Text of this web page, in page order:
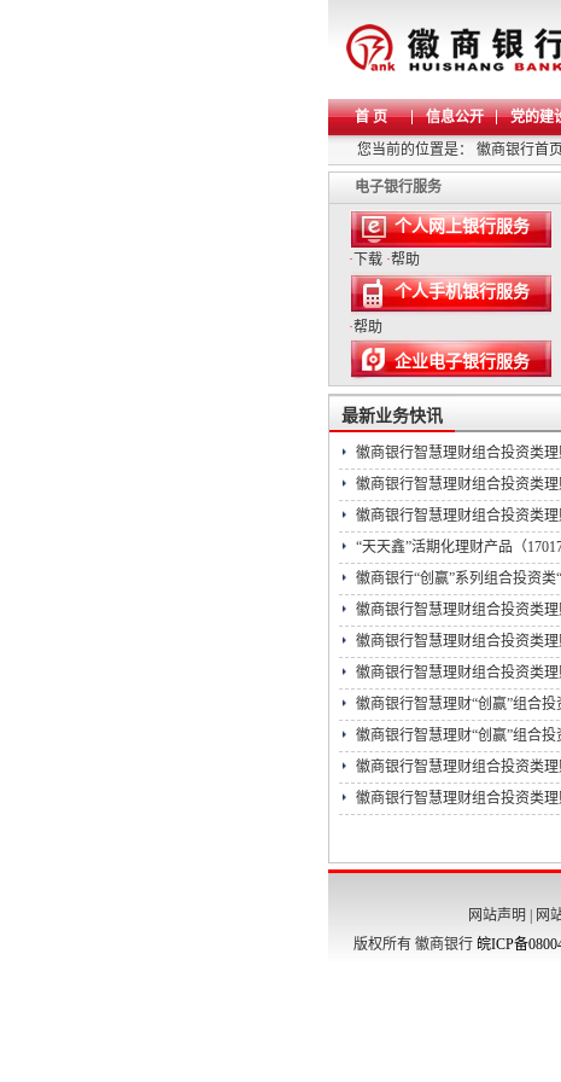
首 页 信息公开 党的建
您当前的位置是： 徽商银行首页
电子银行服务
个人网上银行服务
· 下载 ·帮助
个人手机银行服务
·帮助
企业电子银行服务
最新业务快讯
徽商银行智慧理财组合投资类
徽商银行智慧理财组合投资类
徽商银行智慧理财组合投资类
“天天鑫”活期化理财产品（
徽商银行“创赢”系列组合投资
徽商银行智慧理财组合投资类
徽商银行智慧理财组合投资类
徽商银行智慧理财组合投资类
徽商银行智慧理财“创赢”组合
徽商银行智慧理财“创赢”组合
徽商银行智慧理财组合投资类
徽商银行智慧理财组合投资类
网站声明 网
版权所有 徽商银行 皖ICP备